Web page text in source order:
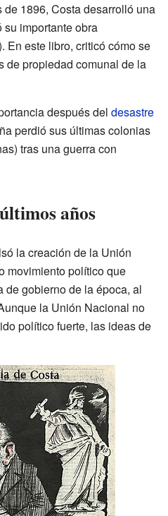
1896, Costa desarrolló una
importante obra
En este libro, criticó cómo se
de propiedad comunal de la
después del desastre
perdió sus últimas colonias
tras una guerra con
años
la creación de la Unión
movimiento político que
de gobierno de la época, al
la Unión Nacional no
político fuerte, las ideas de